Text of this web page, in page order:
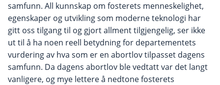
samfunn. All kunnskap om fosterets menneskelighet,
egenskaper og utvikling som moderne teknologi har
gitt oss tilgang til og gjort allment tilgjengelig, ser ikke
ut til å ha noen reell betydning for departementets
vurdering av hva som er en abortlov tilpasset dagens
samfunn. Da dagens abortlov ble vedtatt var det langt
vanligere, og mye lettere å nedtone fosterets